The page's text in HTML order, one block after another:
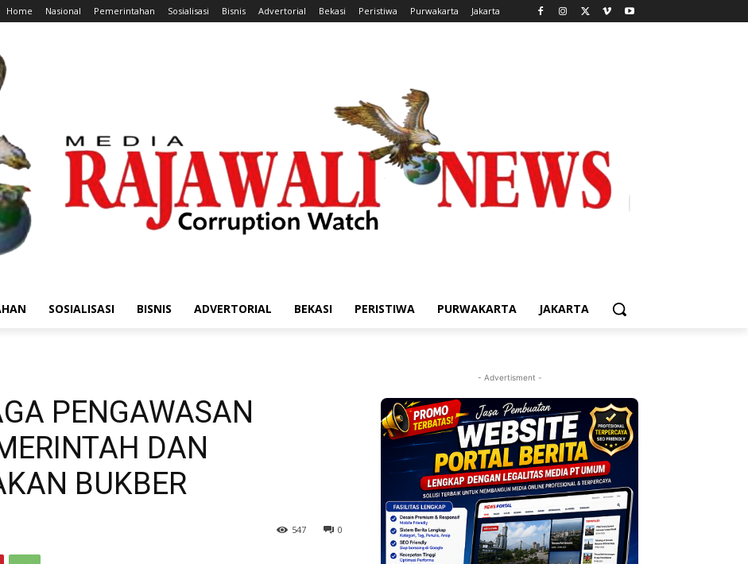
Home Nasional Pemerintahan Sosialisasi Bisnis Advertorial Bekasi Peristiwa Purwakarta Jakarta
SOSIALISASI BISNIS ADVERTORIAL BEKASI PERISTIWA PURWAKARTA JAKARTA
PENGAWASAN
DAN
BUKBER
0
547
- Advertisment -